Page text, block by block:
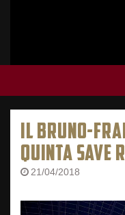
IL BRUNO-
QUINTA SAVE
21/04/2018